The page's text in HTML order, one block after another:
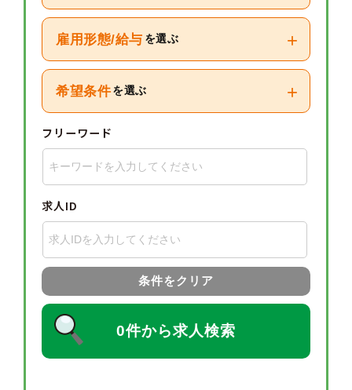
雇用形態/給与 を選ぶ +
希望条件 を選ぶ +
フリーワード
求人ID
条件をクリア
0件から求人検索